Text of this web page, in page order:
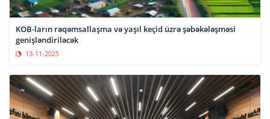
KOB-ların rəqəmsallaşma və yaşıl keçid üzrə şəbəkələşməsi
genişləndiriləcək
13-11-2025